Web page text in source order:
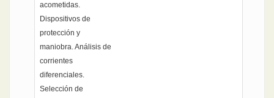
acometidas.
Dispositivos de
protección y
maniobra. Análisis de
corrientes
diferenciales.
Selección de